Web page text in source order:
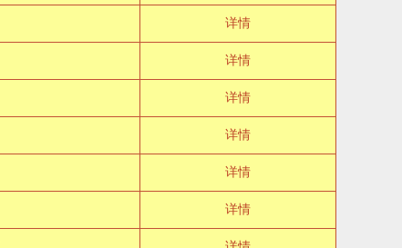
详情
详情
详情
详情
详情
详情